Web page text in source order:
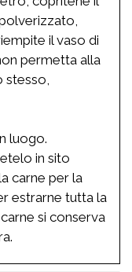
il vaso di
permetta alla
luogo.
in sito
carne per la
estrarne tutta la
si conserva